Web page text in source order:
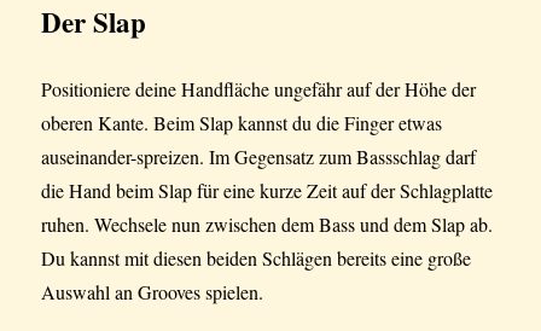
Der Slap
Positioniere deine Handfläche ungefähr auf der Höhe der
oberen Kante. Beim Slap kannst du die Finger etwas
auseinander-spreizen. Im Gegensatz zum Bassschlag darf
die Hand beim Slap für eine kurze Zeit auf der Schlagplatte
ruhen. Wechsele nun zwischen dem Bass und dem Slap ab.
Du kannst mit diesen beiden Schlägen bereits eine große
Auswahl an Grooves spielen.